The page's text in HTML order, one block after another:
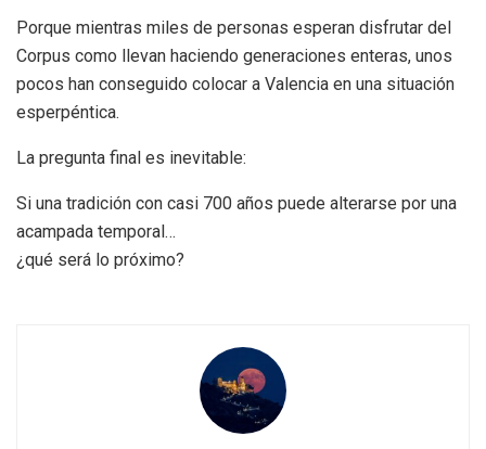
Porque mientras miles de personas esperan disfrutar del
Corpus como llevan haciendo generaciones enteras, unos
pocos han conseguido colocar a Valencia en una situación
esperpéntica.
La pregunta final es inevitable:
Si una tradición con casi 700 años puede alterarse por una
acampada temporal…
¿qué será lo próximo?